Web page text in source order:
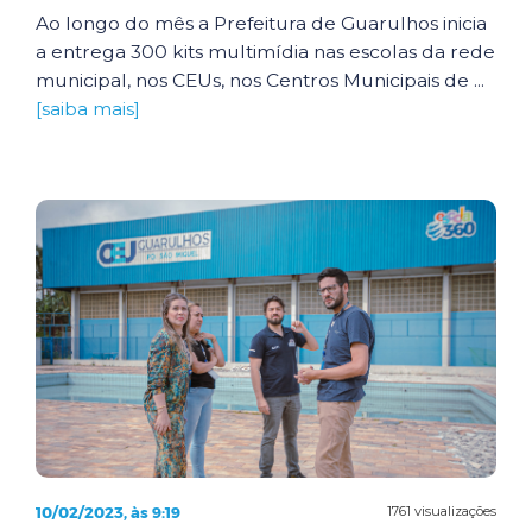
Ao longo do mês a Prefeitura de Guarulhos inicia
a entrega 300 kits multimídia nas escolas da rede
municipal, nos CEUs, nos Centros Municipais de ...
[saiba mais]
1761 visualizações
10/02/2023, às 9:19